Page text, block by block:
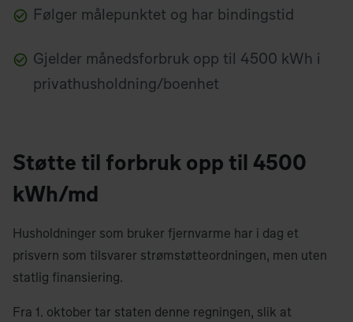
Følger målepunktet og har bindingstid
Gjelder månedsforbruk opp til 4500 kWh i
privathusholdning/boenhet
Støtte til forbruk opp til 4500
kWh/md
Husholdninger som bruker fjernvarme har i dag et
prisvern som tilsvarer strømstøtteordningen, men uten
statlig finansiering.
Fra 1. oktober tar staten denne regningen, slik at